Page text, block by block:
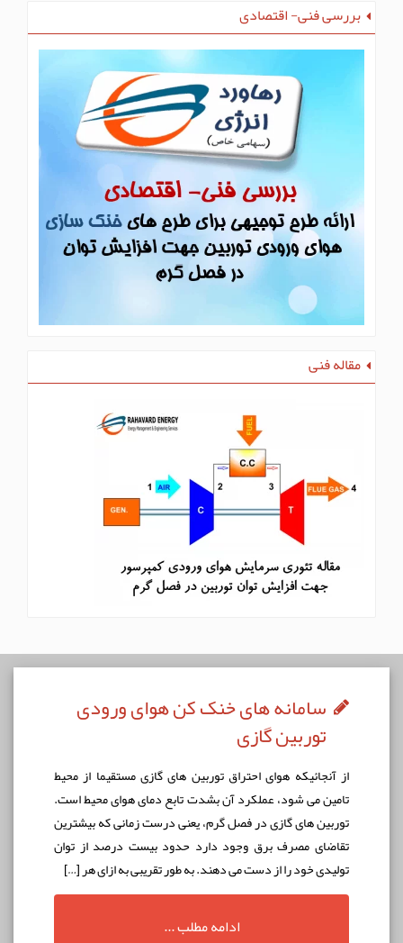
بررسی فنی- اقتصادی
مقاله فنی
سامانه های خنک کن هوای ورودی
توربین گازی
از آنجائيكه هوای احتراق توربين های گازی مستقيما از محيط
تامين می شود، عملكرد آن بشدت تابع دمای هوای محيط است.
توربين های گازی در فصل گرم، يعنی درست زمانی که بيشترين
تقاضای مصرف برق وجود دارد حدود بيست درصد از توان
توليدی خود را از دست می دهند. به طور تقریبی به ازای هر […]
ادامه مطلب ...